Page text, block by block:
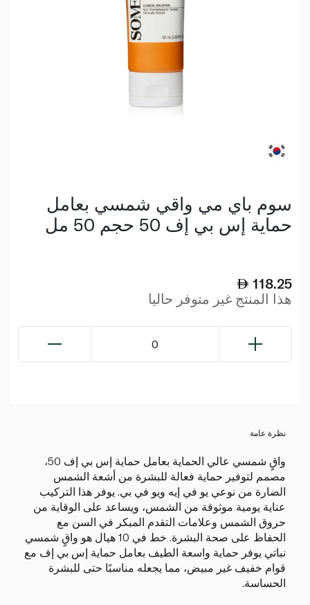
سوم باي مي واقي شمسي بعامل
حماية إس بي إف 50 حجم 50 مل
118.25
هذا المنتج غير متوفر حاليا
0
نظرة عامة
واقٍ شمسي عالي الحماية بعامل حماية إس بي إف 50،
مصمم لتوفير حماية فعالة للبشرة من أشعة الشمس
الضارة من نوعي يو في إيه ويو في بي. يوفر هذا التركيب
عناية يومية موثوقة من الشمس، ويساعد على الوقاية من
حروق الشمس وعلامات التقدم المبكر في السن مع
الحفاظ على صحة البشرة. خط في 10 هيال هو واقٍ شمسي
نباتي يوفر حماية واسعة الطيف بعامل حماية إس بي إف مع
قوام خفيف غير مبيض، مما يجعله مناسبًا حتى للبشرة
الحساسة.